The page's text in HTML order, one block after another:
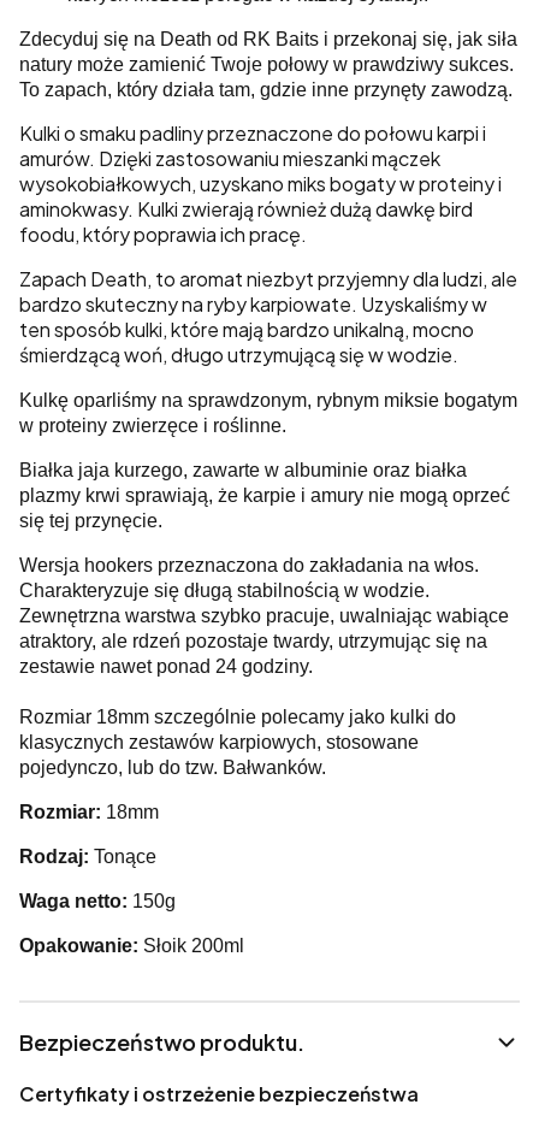
Zdecyduj się na Death od RK Baits i przekonaj się, jak siła
natury może zamienić Twoje połowy w prawdziwy sukces.
To zapach, który działa tam, gdzie inne przynęty zawodzą.
Kulki o smaku padliny przeznaczone do połowu karpi i
amurów. Dzięki zastosowaniu mieszanki mączek
wysokobiałkowych, uzyskano miks bogaty w proteiny i
aminokwasy. Kulki zwierają również dużą dawkę bird
foodu, który poprawia ich pracę.
Zapach Death, to aromat niezbyt przyjemny dla ludzi, ale
bardzo skuteczny na ryby karpiowate. Uzyskaliśmy w
ten sposób kulki, które mają bardzo unikalną, mocno
śmierdzącą woń, długo utrzymującą się w wodzie.
Kulkę oparliśmy na sprawdzonym, rybnym miksie bogatym
w proteiny zwierzęce i roślinne.
Białka jaja kurzego, zawarte w albuminie oraz białka
plazmy krwi sprawiają, że karpie i amury nie mogą oprzeć
się tej przynęcie.
Wersja hookers przeznaczona do zakładania na włos.
Charakteryzuje się długą stabilnością w wodzie.
Zewnętrzna warstwa szybko pracuje, uwalniając wabiące
atraktory, ale rdzeń pozostaje twardy, utrzymując się na
zestawie nawet ponad 24 godziny.
Rozmiar 18mm szczególnie polecamy jako kulki do
klasycznych zestawów karpiowych, stosowane
pojedynczo, lub do tzw. Bałwanków.
Rozmiar: 18mm
Rodzaj: Tonące
Waga netto: 150g
Opakowanie: Słoik 200ml
Bezpieczeństwo produktu.
Certyfikaty i ostrzeżenie bezpieczeństwa